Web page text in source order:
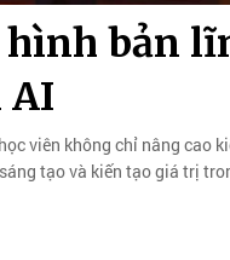
hình bản
AI
viên không chỉ nâng cao
tạo và kiến tạo giá trị